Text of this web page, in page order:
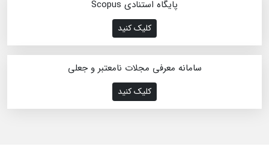
پایگاه استنادی Scopus
کلیک کنید
سامانه معرفی مجلات نامعتبر و جعلی
کلیک کنید